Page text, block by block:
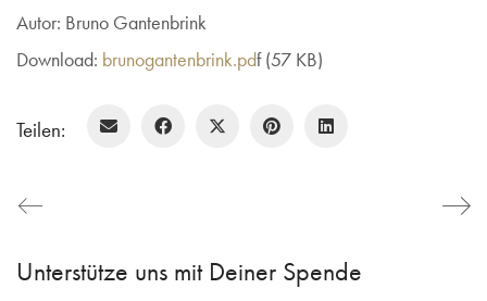
Autor: Bruno Gantenbrink
Download: brunogantenbrink.pdf (57 KB)
Teilen:
Unterstütze uns mit Deiner Spende